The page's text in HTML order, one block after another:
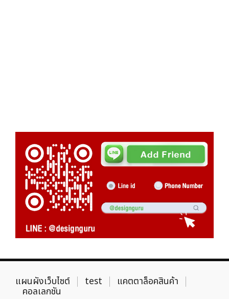
แผนผังเว็บไซต์ test แคตตาล็อคสินค้า
คอลเลกชัน